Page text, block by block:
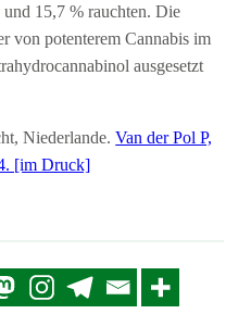
15,7 % rauchten. Die
von potenterem Cannabis im
ausgesetzt
Niederlande.Van der Pol P,
[im Druck]